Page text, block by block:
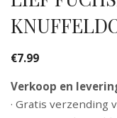
€7.99
Verkoop en
· Gratis verzending